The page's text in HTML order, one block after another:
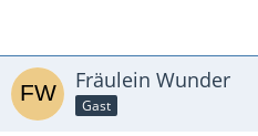
Fräulein Wunder
Gast